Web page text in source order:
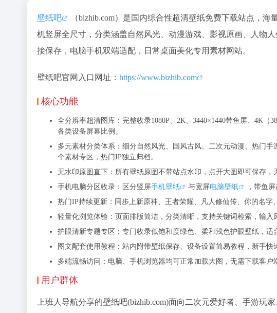
壁纸吧
（bizhib.com）是国内综合性超清壁纸免费下载站点，
机竖屏全尺寸，分类涵盖自然风光、动漫游戏、影视原画、人物
接保存，电脑手机双端适配，日常桌面美化专用素材网站。
壁纸吧官网入口网址： https://www.bizhib.com
核心功能
全分辨率超清图库：完整收录1080P、2K、3440×1440带鱼屏、4K（
各类设备屏幕比例。
多元素材分类体系：细分自然风光、国风古风、二次元动漫、热门
个素材专区，热门IP独立归档。
无水印原图直下：所有壁纸原图不带站点水印，点开大图即可保存，
手机电脑分区收录：区分竖屏手机壁纸 与宽屏电脑壁纸
，带鱼
热门IP持续更新：同步上新原神、王者荣耀、凡人修仙传、你的名字
轻量化浏览体验：页面排版简洁，分类清晰，支持关键词检索，输入
护眼清新专题专区：专门收录低饱和度绿色、柔和浅色护眼壁纸，适
图文配套使用教程：站内附带壁纸保存、设备设置简易教程，新手快
多端流畅访问：电脑、手机浏览器均可正常加载大图，无需下载客户
用户群体
上班人导航分享的壁纸吧(bizhib.com)面向二次元爱好者、手游